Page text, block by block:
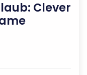
Clever